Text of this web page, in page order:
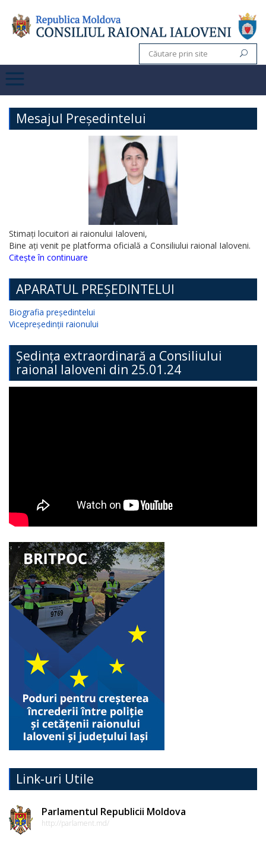
Mesajul Președintelui
Stimați locuitori ai raionului Ialoveni,
Bine ați venit pe platforma oficială a Consiliului raional Ialoveni.
Citește în continuare
APARATUL PREȘEDINTELUI
Biografia președintelui
Vicepreședinții raionului
Ședința extraordinară a Consiliului
raional Ialoveni din 25.01.24
Link-uri Utile
Parlamentul Republicii Moldova
http://parlament.md/